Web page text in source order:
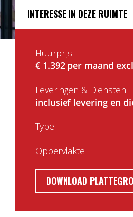
INTERESSE IN DEZE RUIMTE
Huurprijs
€ 1.392 per maand
Leveringen & Diensten
inclusief levering en
Type
Oppervlakte
DOWNLOAD